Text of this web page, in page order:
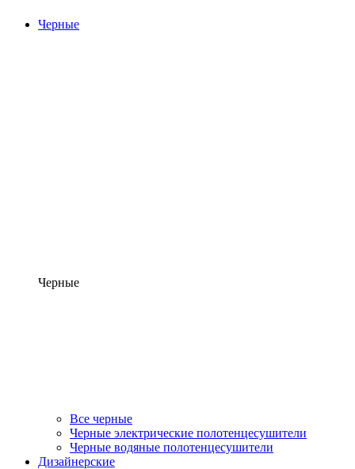
Черные
Черные
Все черные
Черные электрические полотенцесушители
Черные водяные полотенцесушители
Дизайнерские